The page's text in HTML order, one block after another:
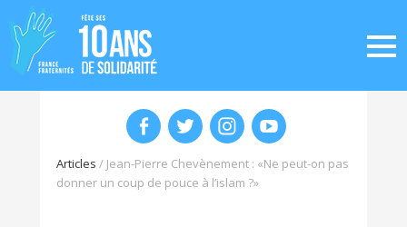
Articles / Jean-Pierre Chevènement : «Ne peut-on pas
donner un coup de pouce à l’islam ?»